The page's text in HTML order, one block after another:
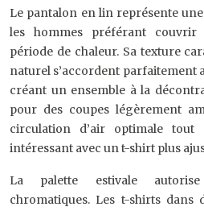
Le pantalon en lin représente
les hommes préférant
période de chaleur. Sa texture
naturel s’accordent parfaitement
créant un ensemble à la
pour des coupes légèrement
circulation d’air optimale
intéressant avec un t-shirt plus
La palette estivale autorise
chromatiques. Les t-shirts dans